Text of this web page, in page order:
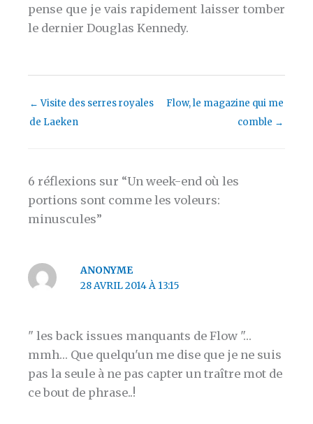
pense que je vais rapidement laisser tomber
le dernier Douglas Kennedy.
← Visite des serres royales
de Laeken
Flow, le magazine qui me
comble →
6 réflexions sur “Un week-end où les
portions sont comme les voleurs:
minuscules”
ANONYME
28 AVRIL 2014 À 13:15
" les back issues manquants de Flow "…
mmh… Que quelqu'un me dise que je ne suis
pas la seule à ne pas capter un traître mot de
ce bout de phrase..!